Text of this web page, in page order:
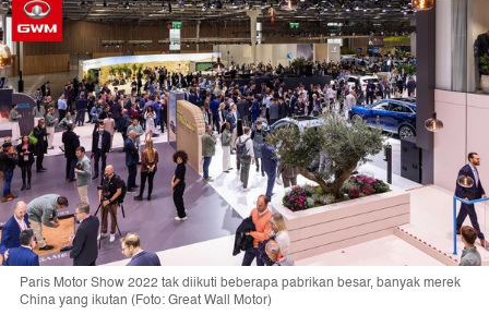
Paris Motor Show 2022 tak diikuti beberapa pabrikan besar, banyak merek
China yang ikutan (Foto: Great Wall Motor)